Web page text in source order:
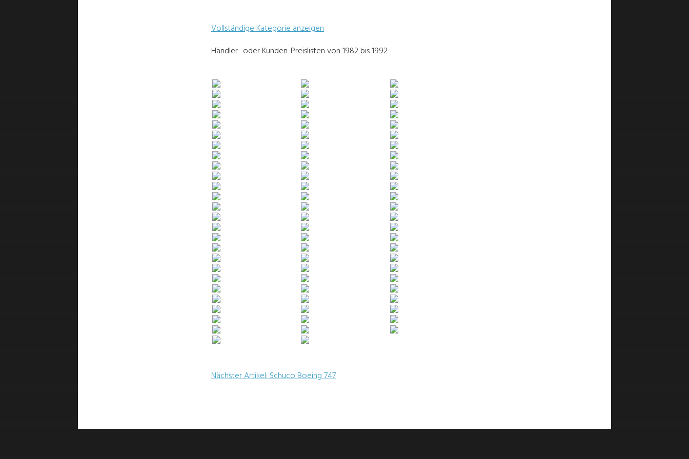
Vollständige Kategorie anzeigen
Händler- oder Kunden-Preislisten von 1982 bis 1992
Nächster Artikel: Schuco Boeing 747